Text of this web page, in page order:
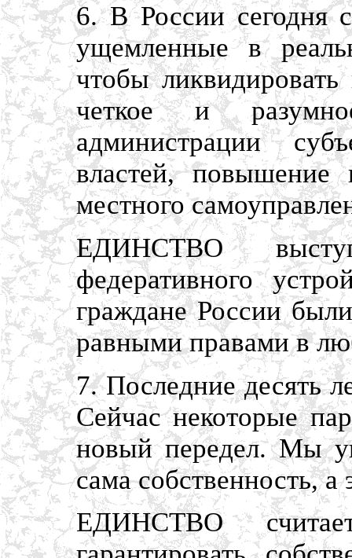
6. В России сегодня
ущемленные в
чтобы
четкое и
администрации
властей, повышение
местного
ЕДИНСТВО
федеративного
граждане России
равными правами в
7. Последние десять
Сейчас некоторые
новый передел. Мы
сама собственность,
ЕДИНСТВО